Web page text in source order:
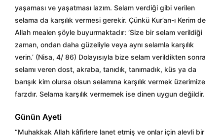
yaşaması ve yaşatması lazım. Selam verdiği gibi verilen
selama da karşılık vermesi gerekir. Çünkü Kur’an-ı Kerim de
Allah mealen şöyle buyurmaktadır: ‘Size bir selam verildiği
zaman, ondan daha güzeliyle veya aynı selamla karşılık
verin.’ (Nisa, 4/ 86) Dolayısıyla bize selam verildikten sonra
selamı veren dost, akraba, tanıdık, tanımadık, küs ya da
barışık kim olursa olsun selamına karşılık vermek üzerimize
farzdır. Selama karşılık vermemek ise dinen uygun değildir.
Günün Ayeti
“Muhakkak Allah kâfirlere lanet etmiş ve onlar için alevli bir